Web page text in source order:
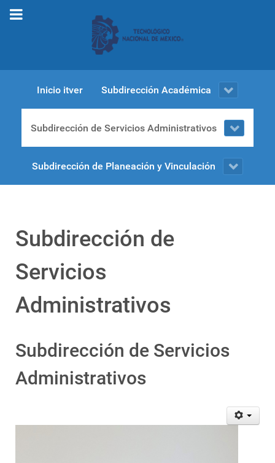
Inicio itver Subdirección Académica
Subdirección de Servicios Administrativos
Subdirección de Planeación y Vinculación
Subdirección de
Servicios
Administrativos
Subdirección de Servicios
Administrativos